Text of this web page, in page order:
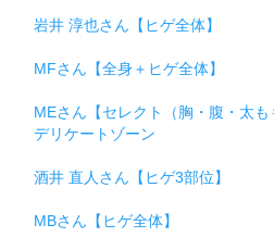
岩井 淳也さん【ヒゲ全体】
MFさん【全身＋ヒゲ全体】
MEさん【セレクト（胸・腹・太
デリケートゾーン
酒井 直人さん【ヒゲ3部位】
MBさん【ヒゲ全体】